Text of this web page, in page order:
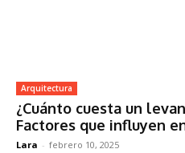
Arquitectura
¿Cuánto cuesta un
Factores que influyen
Lara - febrero 10, 2025